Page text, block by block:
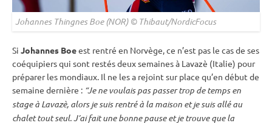
Johannes Thingnes Boe (NOR) © Thibaut/NordicFocus
Si Johannes Boeest rentré en Norvège, ce n’est pas le cas de ses
coéquipiers qui sont restés deux semaines à Lavazè (Italie) pour
préparer les mondiaux. Il ne les a rejoint sur place qu’en début de
semaine dernière : “Je ne voulais pas passer trop de temps en
stage à Lavazè, alors je suis rentré à la maison et je suis allé au
chalet tout seul. J’ai fait une bonne pause et je trouve que la